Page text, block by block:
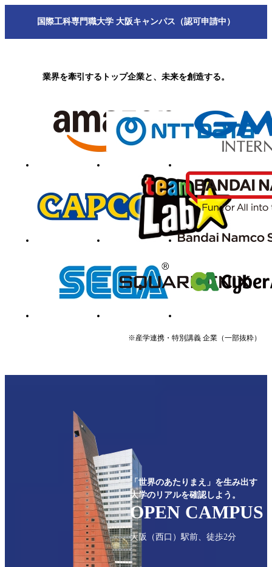
国際工科専門職大学 大阪キャンパス（認可申請中）
業界を牽引するトップ企業と、未来を創造する。
※産学連携・特別講義 企業（一部抜粋）
「世界のあたりまえ」を生み出す
大学のリアルを確認しよう。
OPEN CAMPUS
⼤阪（西口）駅前、徒歩2分